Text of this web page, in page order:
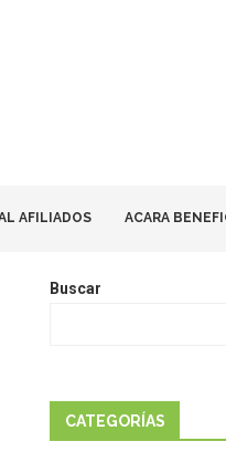
AFILIADOS ACARA
Buscar
CATEGORÍAS